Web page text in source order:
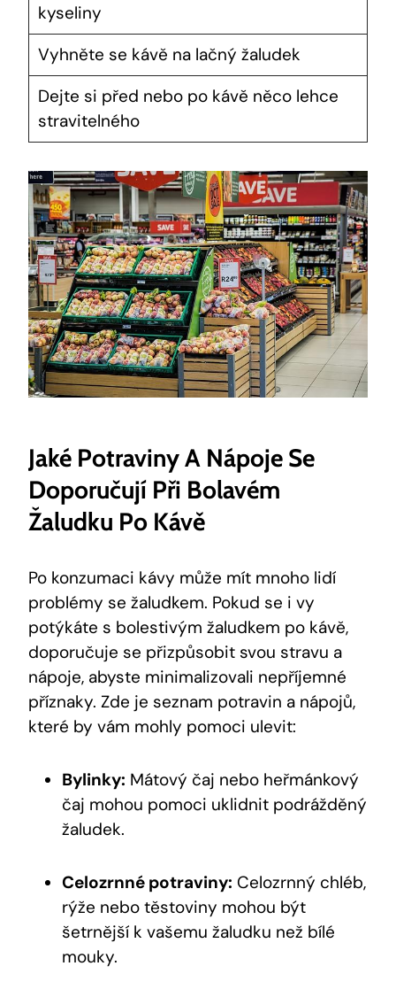
kyseliny
Vyhněte se kávě na lačný žaludek
Dejte si před nebo po kávě něco lehce
stravitelného
Jaké Potraviny A Nápoje Se
Doporučují Při Bolavém
Žaludku Po Kávě
Po konzumaci kávy může mít mnoho lidí
problémy se žaludkem. Pokud se i vy
potýkáte s bolestivým žaludkem po kávě,
doporučuje se přizpůsobit svou stravu a
nápoje, abyste minimalizovali nepříjemné
příznaky. Zde je seznam potravin a nápojů,
které by vám mohly pomoci ulevit:
Bylinky: Mátový čaj nebo heřmánkový
čaj mohou pomoci uklidnit podrážděný
žaludek.
Celozrnné potraviny: Celozrnný chléb,
rýže nebo těstoviny mohou být
šetrnější k vašemu žaludku než bílé
mouky.